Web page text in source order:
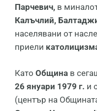
Парчевич, в
Калъчлий,
населявани от
приели
Като Община в
26 януари 1979 г. и
(център на